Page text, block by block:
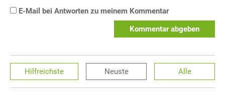
E-Mail bei Antworten zu meinem Kommentar
Kommentar abgeben
Hilfreichste Neuste Alle